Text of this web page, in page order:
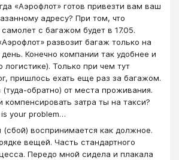
«Аэрофлот» готов привезти вам ваш
адресу? При том, что
с багажом будет в 17.05.
развозит багаж только на
Конечно компании так удобнее и
Только при чем тут
пришлось ехать еще раз за багажом.
(туда-обратно) от места проживания.
затра ты на такси?
your problem…
(сбой) воспринимается как должное.
вещей. Часть стандартного
Передо мной сидела и плакала